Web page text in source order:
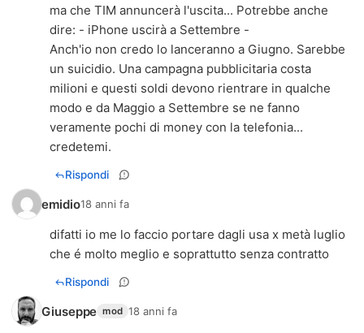
ma che TIM annuncerà l'uscita... Potrebbe anche
dire: - iPhone uscirà a Settembre -
Anch'io non credo lo lanceranno a Giugno. Sarebbe
un suicidio. Una campagna pubblicitaria costa
milioni e questi soldi devono rientrare in qualche
modo e da Maggio a Settembre se ne fanno
veramente pochi di money con la telefonia...
credetemi.
Rispondi
emidio18 anni fa
difatti io me lo faccio portare dagli usa x metà luglio
che é molto meglio e soprattutto senza contratto
Rispondi
Giuseppe mod 18 anni fa